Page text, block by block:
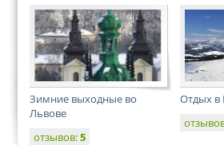
Зимние выходные во
Львове
отзывов:5
Отдых в